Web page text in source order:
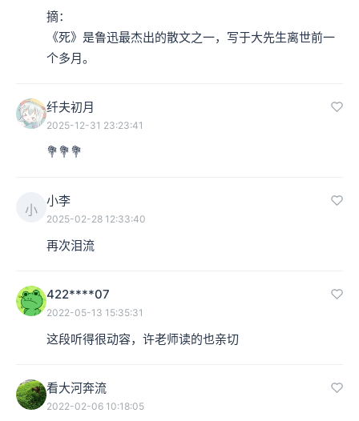
摘：
《死》是鲁迅最杰出的散文之一，写于大先生离世前一
个多月。
纤夫初月
2025-12-31 23:23:41
💐💐💐
小
小李
2025-02-28 12:33:40
再次泪流
422****07
2022-05-13 15:35:31
这段听得很动容，许老师读的也亲切
看大河奔流
2022-02-06 10:18:05